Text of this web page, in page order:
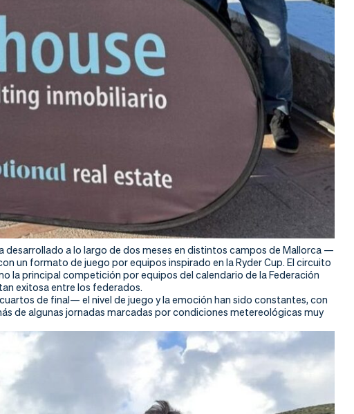
desarrollado a lo largo de dos meses en distintos campos de Mallorca —
un formato de juego por equipos inspirado en la Ryder Cup. El circuito
la principal competición por equipos del calendario de la Federación
exitosa entre los federados.
de final— el nivel de juego y la emoción han sido constantes, con
de algunas jornadas marcadas por condiciones metereológicas muy